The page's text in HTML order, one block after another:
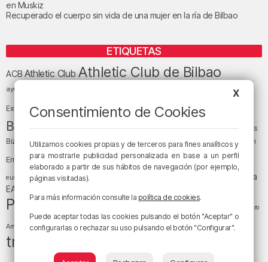
en Muskiz
Recuperado el cuerpo sin vida de una mujer en la ría de Bilbao
ETIQUETAS
ACBAthletic ClubAthletic Club de Bilbao
ayuntamiento de Bilbao BEC (Bilbao
Exhibition Center) BilbaoBilbao Basket Bizkaia
Bizkaia y sus comarcas Copa del Rey cultura Cáritas
Bizkaia
Deusto Diócesis de Bilbao Egunon Bizkaia el tiempo Enkarterri
Ernesto Valverde Ertzaintza Euskadi (País Vasco)
euskera fiestas fútbol LaLiga
LaLiga
EA Sports
Política sociedadsucesos Teatro
Arriaga tiempotiempo atmosféricotráfico
tráfico en Bizkaia
X
Consentimiento de Cookies
Utilizamos cookies propias y de terceros para fines analíticos y
para mostrarle publicidad personalizada en base a un perfil
elaborado a partir de sus hábitos de navegación (por ejemplo,
páginas visitadas).
Para más información consulte la política de cookies.
Puede aceptar todas las cookies pulsando el botón "Aceptar" o
configurarlas o rechazar su uso pulsando el botón "Configurar".